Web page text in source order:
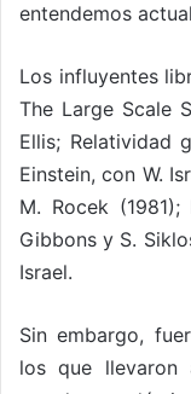
entendemos
Los influyentes
The Large Scale
Ellis; Relatividad
Einstein, con W.
M. Rocek
Gibbons y S.
Israel.
Sin embargo,
los que llevaron